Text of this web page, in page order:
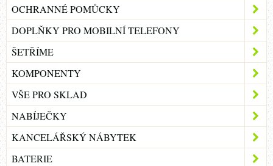
OCHRANNÉ POMŮCKY
DOPLŇKY PRO MOBILNÍ TELEFONY
ŠETŘÍME
KOMPONENTY
VŠE PRO SKLAD
NABÍJEČKY
KANCELÁŘSKÝ NÁBYTEK
BATERIE